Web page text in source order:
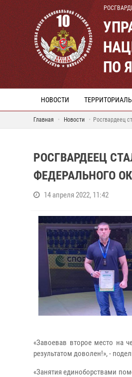
ПО
НОВОСТИ
Главная Новости Росгвардеец
РОСГВАРДЕЕЦ
ФЕДЕРАЛЬНОГО
14 апреля 2022, 11:42
«Завоевав второе место на
результатом доволен!», -
«Занятия единоборствами